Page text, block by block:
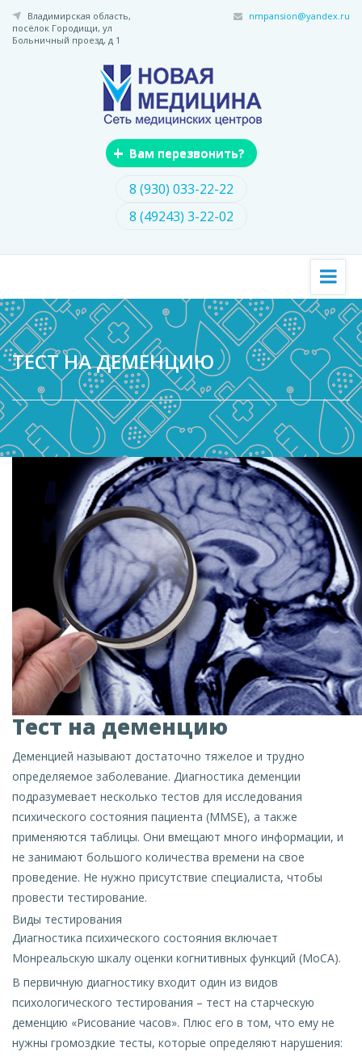
Перейти
основному
Владимирская область,
посёлок Городищи, ул
Больничный проезд, д 1
nmpansion@yandex.ru
+ Вам перезвонить?
8 (930) 033-22-22
8 (49243) 3-22-02
ТЕСТ НА ДЕМЕНЦИЮ
Тест на деменцию
Деменцией называют достаточно тяжелое и трудно
определяемое заболевание. Диагностика деменции
подразумевает несколько тестов для исследования
психического состояния пациента (ММSE), а также
применяются таблицы. Они вмещают много информации, и
не занимают большого количества времени на свое
проведение. Не нужно присутствие специалиста, чтобы
провести тестирование.
Виды тестирования
Диагностика психического состояния включает
Монреальскую шкалу оценки когнитивных функций (МоСА).
В первичную диагностику входит один из видов
психологического тестирования – тест на старческую
деменцию «Рисование часов». Плюс его в том, что ему не
нужны громоздкие тесты, которые определяют нарушения: